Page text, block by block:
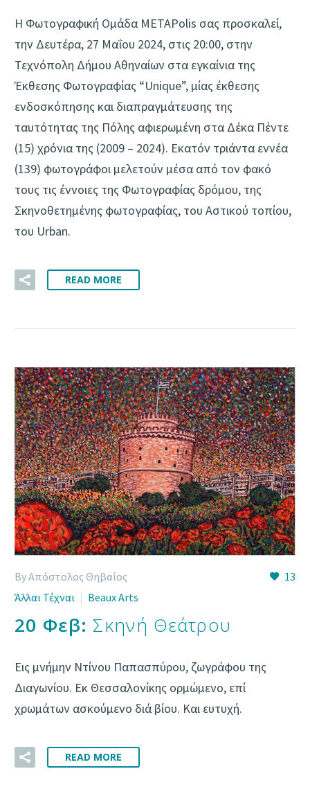
Η Φωτογραφική Ομάδα METAPolis σας προσκαλεί,
την Δευτέρα, 27 Μαΐου 2024, στις 20:00, στην
Τεχνόπολη Δήμου Αθηναίων στα εγκαίνια της
Έκθεσης Φωτογραφίας “Unique”, μίας έκθεσης
ενδοσκόπησης και διαπραγμάτευσης της
ταυτότητας της Πόλης αφιερωμένη στα Δέκα Πέντε
(15) χρόνια της (2009 – 2024). Εκατόν τριάντα εννέα
(139) φωτογράφοι μελετούν μέσα από τον φακό
τους τις έννοιες της Φωτογραφίας δρόμου, της
Σκηνοθετημένης φωτογραφίας, του Αστικού τοπίου,
του Urban.
READ MORE
13
By Απόστολος Θηβαίος
Άλλαι Τέχναι
Beaux Arts
20 Φεβ: Σκηνή Θεάτρου
Εις μνήμην Ντίνου Παπασπύρου, ζωγράφου της
Διαγωνίου. Εκ Θεσσαλονίκης ορμώμενο, επί
χρωμάτων ασκούμενο διά βίου. Και ευτυχή.
READ MORE